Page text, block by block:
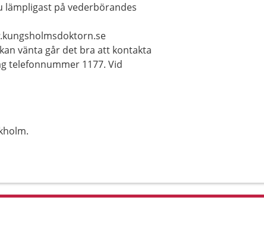
lämpligast på vederbörandes
vänta går det bra att kontakta
telefonnummer 1177. Vid